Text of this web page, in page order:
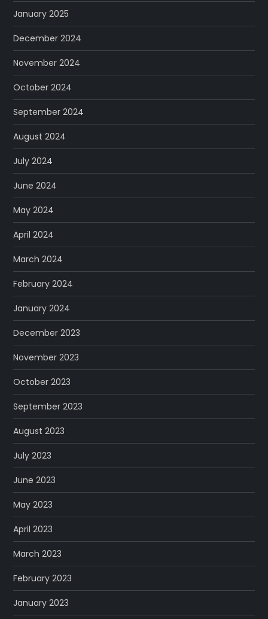
January 2025
December 2024
November 2024
October 2024
September 2024
August 2024
July 2024
June 2024
May 2024
April 2024
March 2024
February 2024
January 2024
December 2023
November 2023
October 2023
September 2023
August 2023
July 2023
June 2023
May 2023
April 2023
March 2023
February 2023
January 2023